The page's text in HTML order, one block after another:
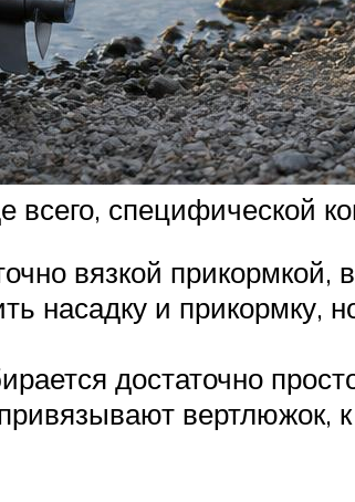
всего, специфической
вязкой прикормкой,
насадку и прикормку,
достаточно
вертлюжок, к